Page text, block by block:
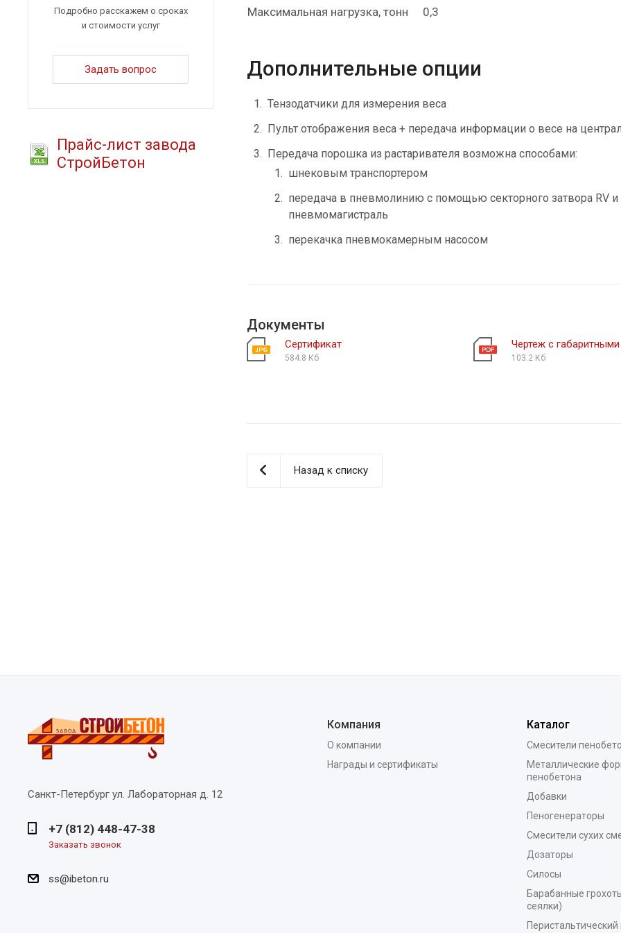
Максимальная нагрузка, тонн 0,3
Дополнительные опции
Тензодатчики для измерения веса
Пульт отображения веса + передача информации о весе на
Передача порошка из растаривателя возможна способами:
шнековым транспортером
передача в пневмолинию с помощью секторного затвора RV
пневмомагистраль
перекачка пневмокамерным насосом
Документы
Сертификат
584.8 Кб
Чертеж с
103.2 Кб
Назад к списку
Подробно расскажем о сроках
и стоимости услуг
Задать вопрос
Прайс-лист завода
СтройБетон
Санкт-Петербург ул. Лабораторная д. 12
+7 (812) 448-47-38
Заказать звонок
ss@ibeton.ru
Компания
О компании
Награды и сертификаты
Каталог
Смесители
Металлические
пенобетона
Добавки
Пеногенераторы
Смесители сухих
Дозаторы
Силосы
Барабанные
сеялки)
Перистальтический